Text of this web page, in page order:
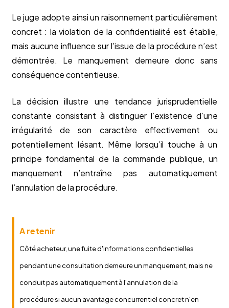
Le juge adopte ainsi un raisonnement particulièrement
concret : la violation de la confidentialité est établie,
mais aucune influence sur l’issue de la procédure n’est
démontrée. Le manquement demeure donc sans
conséquence contentieuse.
La décision illustre une tendance jurisprudentielle
constante consistant à distinguer l’existence d’une
irrégularité de son caractère effectivement ou
potentiellement lésant. Même lorsqu’il touche à un
principe fondamental de la commande publique, un
manquement n’entraîne pas automatiquement
l’annulation de la procédure.
A retenir
Côté acheteur, une fuite d'informations confidentielles
pendant une consultation demeure un manquement, mais ne
conduit pas automatiquement à l'annulation de la
procédure si aucun avantage concurrentiel concret n'en